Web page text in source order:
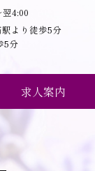
翌4:00
より徒歩5分
5分
求人案内